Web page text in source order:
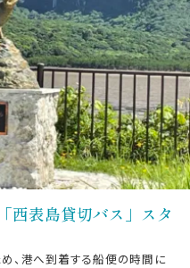
西表島貸切バス」スタ
、港へ到着する船便の時間に